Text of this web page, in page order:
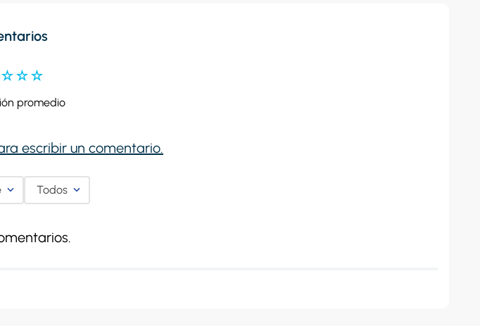
☆☆☆
promedio
escribir un comentario.
Todos